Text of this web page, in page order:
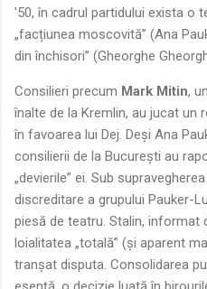
'50, în cadrul partidului exista o
„facțiunea moscovită” (Ana
din închisori” (Gheorghe
Consilieri precum Mark Mitin,
înalte de la Kremlin, au jucat un
în favoarea lui Dej. Deși Ana
consilierii de la București au
„devierile” ei. Sub
discreditare a grupului Pauker-
piesă de teatru. Stalin, informat
loialitatea „totală” (și aparent
tranșat disputa. Consolidarea